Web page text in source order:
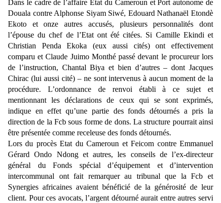
Dans le cadre de l’affaire Etat du Cameroun et Port autonome de
Douala contre Alphonse Siyam Siwé, Edouard Nathanaël Etondè
Ekoto et onze autres accusés, plusieurs personnalités dont
l’épouse du chef de l’Etat ont été citées. Si Camille Ekindi et
Christian Penda Ekoka (eux aussi cités) ont effectivement
comparu et Claude Juimo Monthé passé devant le procureur lors
de l’instruction, Chantal Biya et bien d’autres – dont Jacques
Chirac (lui aussi cité) – ne sont intervenus à aucun moment de la
procédure. L’ordonnance de renvoi établi à ce sujet et
mentionnant les déclarations de ceux qui se sont exprimés,
indique en effet qu’une partie des fonds détournés a pris la
direction de la Fcb sous forme de dons. La structure pourrait ainsi
être présentée comme receleuse des fonds détournés.
Lors du procès Etat du Cameroun et Feicom contre Emmanuel
Gérard Ondo Ndong et autres, les conseils de l’ex-directeur
général du Fonds spécial d’équipement et d’intervention
intercommunal ont fait remarquer au tribunal que la Fcb et
Synergies africaines avaient bénéficié de la générosité de leur
client. Pour ces avocats, l’argent détourné aurait entre autres servi